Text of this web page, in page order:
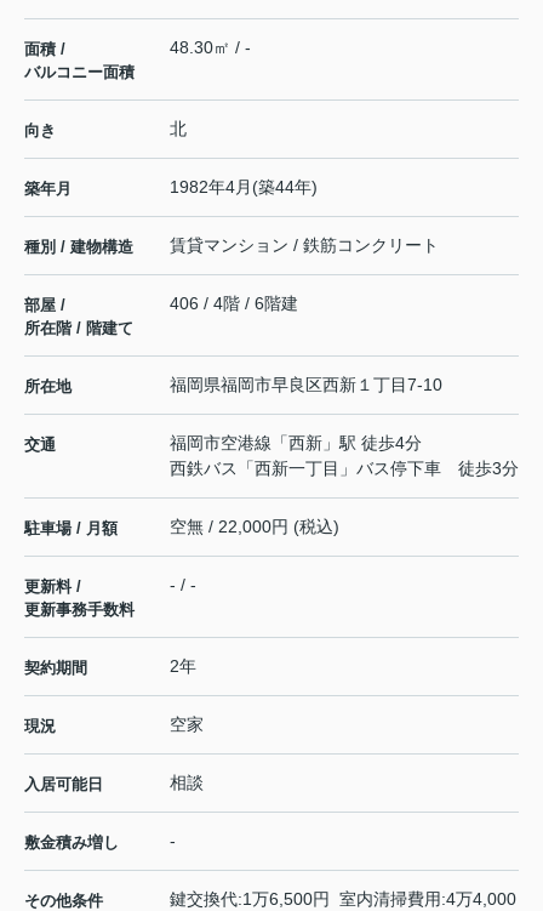
面積 /
バルコニー面積
48.30㎡ / -
向き 北
築年月 1982年4月(築44年)
種別 / 建物構造 賃貸マンション / 鉄筋コンクリート
部屋 /
所在階 / 階建て
406 / 4階 / 6階建
所在地 福岡県福岡市早良区西新 １丁目7-10
交通 福岡市空港線 「西新 」駅 徒歩4分
西鉄バス「西新一丁目」バス停下車 徒歩3分
駐車場 / 月額 空無 / 22,000円 (税込)
更新料 /
更新事務手数料
- / -
契約期間 2年
現況 空家
入居可能日 相談
敷金積み増し -
その他条件
鍵交換代:1万6,500円 室内清掃費用:4万4,000